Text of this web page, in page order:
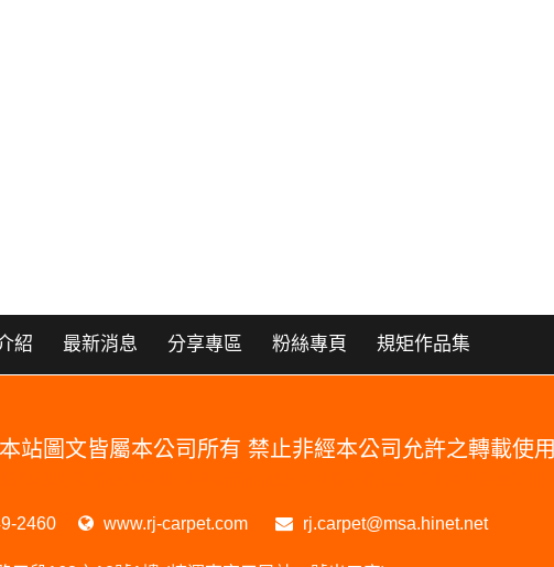
紹 最新消息 分享專區 粉絲專頁 規矩作品集
站圖文皆屬本公司所有 禁止非經本公司允許之轉載使用
2460 www.rj-carpet.com rj.carpet@msa.hinet.net